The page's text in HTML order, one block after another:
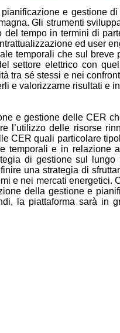
e gestione
Gli strumenti
tempo in termini di
ed user
temporali che sul breve
settore elettrico con
tra sé stessi e nei
e valorizzarne risultati e
e gestione delle CER
delle risorse
CER quali particolare
e in relazione
di gestione sul
una strategia di
e nei mercati energetici.
della gestione e
la piattaforma sarà in